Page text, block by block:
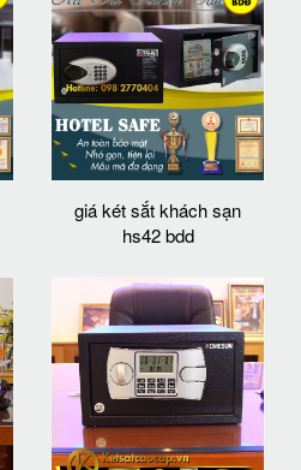
giá két sắt khách sạn
hs42 bdd